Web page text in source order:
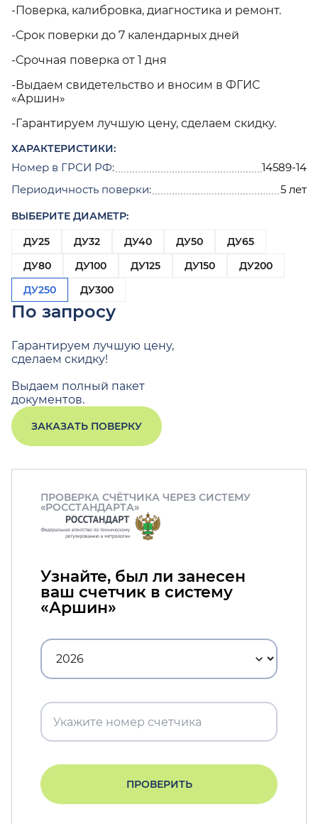
-Поверка, калибровка, диагностика и ремонт.
-Срок поверки до 7 календарных дней
-Срочная поверка от 1 дня
-Выдаем свидетельство и вносим в ФГИС
«Аршин»
-Гарантируем лучшую цену, сделаем скидку.
ХАРАКТЕРИСТИКИ:
Номер в ГРСИ РФ:
14589-14
Периодичность поверки:
5 лет
ВЫБЕРИТЕ ДИАМЕТР:
ДУ25
ДУ32 ДУ40 ДУ50
ДУ65
ДУ80
ДУ100 ДУ125 ДУ150
ДУ200
ДУ250
ДУ300
По запросу
Гарантируем лучшую цену,
сделаем скидку!
Выдаем полный пакет
документов.
ЗАКАЗАТЬ ПОВЕРКУ
ПРОВЕРКА СЧЁТЧИКА ЧЕРЕЗ СИСТЕМУ
«РОССТАНДАРТА»
Узнайте, был ли занесен
ваш счетчик в систему
«Аршин»
ПРОВЕРИТЬ